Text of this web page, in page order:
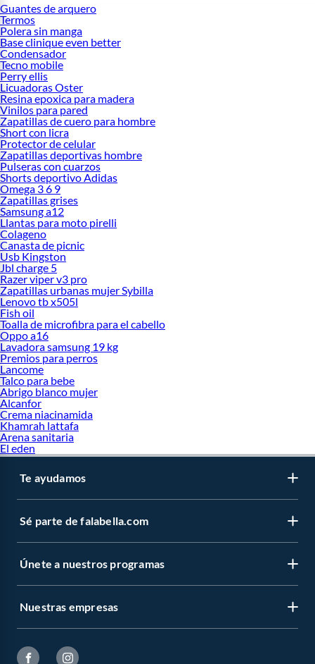
Guantes de arquero
Termos
Polera sin manga
Base clinique even better
Condensador
Tecno mobile
Perry ellis
Licuadoras Oster
Resina epoxica para madera
Vinilos para pared
Zapatillas de cuero para hombre
Short con licra
Protector de celular
Zapatillas deportivas hombre
Pulseras con cuarzos
Shorts deportivo Adidas
Omega 3 6 9
Zapatillas grises
Samsung a12
Llantas para moto pirelli
Colageno
Canasta de picnic
Usb Kingston
Jbl charge 5
Razer viper v3 pro
Zapatillas urbanas mujer Sybilla
Lenovo tb x505l
Fish oil
Toalla de microfibra para el cabello
Oppo a16
Lavadora samsung 19 kg
Premios para perros
Lancome
Talco para bebe
Abrigo blanco mujer
Alcanfor
Crema niacinamida
Khamrah lattafa
Arena sanitaria
El eden
Te ayudamos
Sé parte de falabella.com
Únete a nuestros programas
Nuestras empresas